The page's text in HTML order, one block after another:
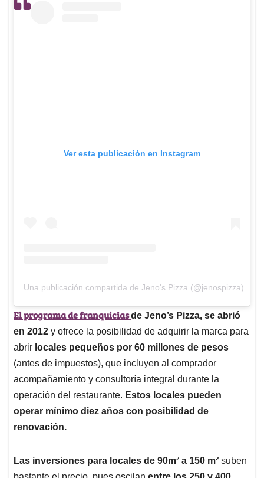
Ver esta publicación en Instagram
Una publicación compartida de Jeno's Pizza (@jenospizza)
El programa de franquiciasde Jeno’s Pizza, se abrió
en 2012 y ofrece la posibilidad de adquirir la marca para
abrir locales pequeños por 60 millones de pesos
(antes de impuestos), que incluyen al comprador
acompañamiento y consultoría integral durante la
operación del restaurante. Estos locales pueden
operar mínimo diez años con posibilidad de
renovación.
Las inversiones para locales de 90m² a 150 m² suben